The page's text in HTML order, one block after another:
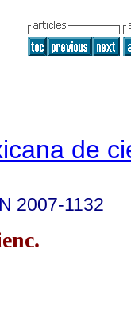
de
2007-1132